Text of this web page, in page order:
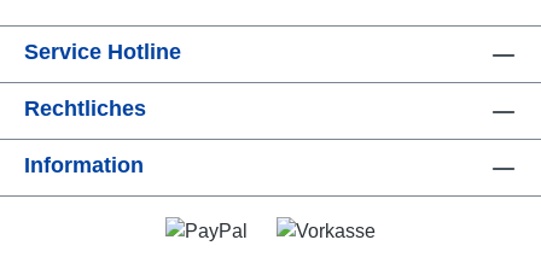
Service Hotline
Rechtliches
Information